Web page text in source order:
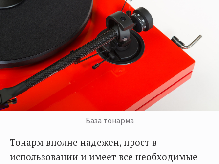
База тонарма
Тонарм вполне надежен, прост в
использовании и имеет все необходимые